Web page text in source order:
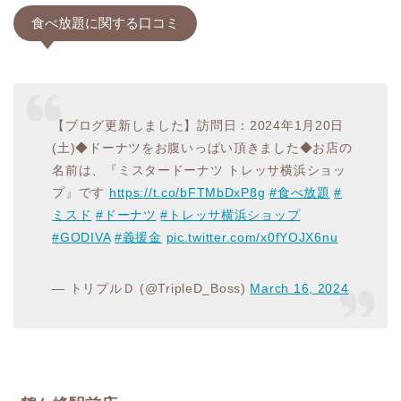
食べ放題に関する口コミ
【ブログ更新しました】訪問日：2024年1月20日
(土)◆ドーナツをお腹いっぱい頂きました◆お店の
名前は、『ミスタードーナツ トレッサ横浜ショッ
プ』です https://t.co/bFTMbDxP8g #食べ放題 #
ミスド #ドーナツ #トレッサ横浜ショップ
#GODIVA #義援金 pic.twitter.com/x0fYOJX6nu
— トリプルＤ (@TripleD_Boss) March 16, 2024